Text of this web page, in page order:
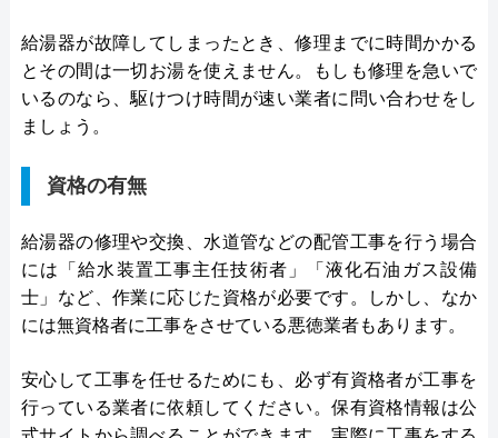
給湯器が故障してしまったとき、修理までに時間かかる
とその間は一切お湯を使えません。もしも修理を急いで
いるのなら、駆けつけ時間が速い業者に問い合わせをし
ましょう。
資格の有無
給湯器の修理や交換、水道管などの配管工事を行う場合
には「給水装置工事主任技術者」「液化石油ガス設備
士」など、作業に応じた資格が必要です。しかし、なか
には無資格者に工事をさせている悪徳業者もあります。
安心して工事を任せるためにも、必ず有資格者が工事を
行っている業者に依頼してください。保有資格情報は公